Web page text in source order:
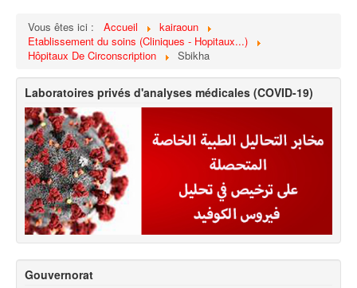
Vous êtes ici : Accueil
kairaoun
Etablissement du soins (Cliniques - Hopitaux...)
Hôpitaux De Circonscription
Sbikha
Laboratoires privés d'analyses médicales (COVID-19)
Gouvernorat